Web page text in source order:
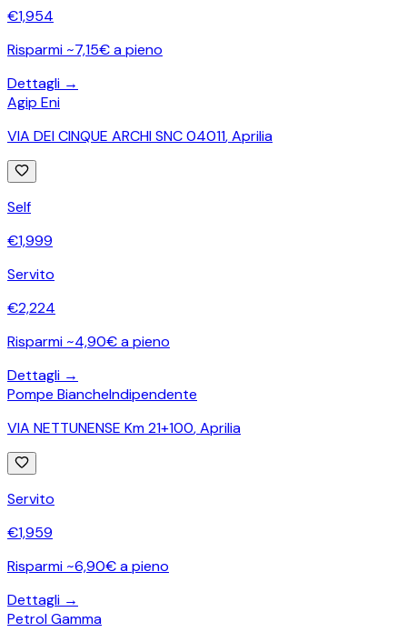
€1,954
Risparmi ~7,15€ a pieno
Dettagli →
Agip Eni
VIA DEI CINQUE ARCHI SNC 04011,Aprilia
Self
€1,999
Servito
€2,224
Risparmi ~4,90€ a pieno
Dettagli →
Pompe BiancheIndipendente
VIA NETTUNENSE Km 21+100,Aprilia
Servito
€1,959
Risparmi ~6,90€ a pieno
Dettagli →
Petrol Gamma